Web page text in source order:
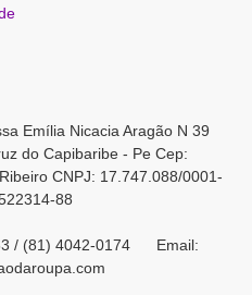
Emília Nicacia Aragão N 39
do Capibaribe - Pe Cep:
CNPJ: 17.747.088/0001-
88
/ (81) 4042-0174 Email: